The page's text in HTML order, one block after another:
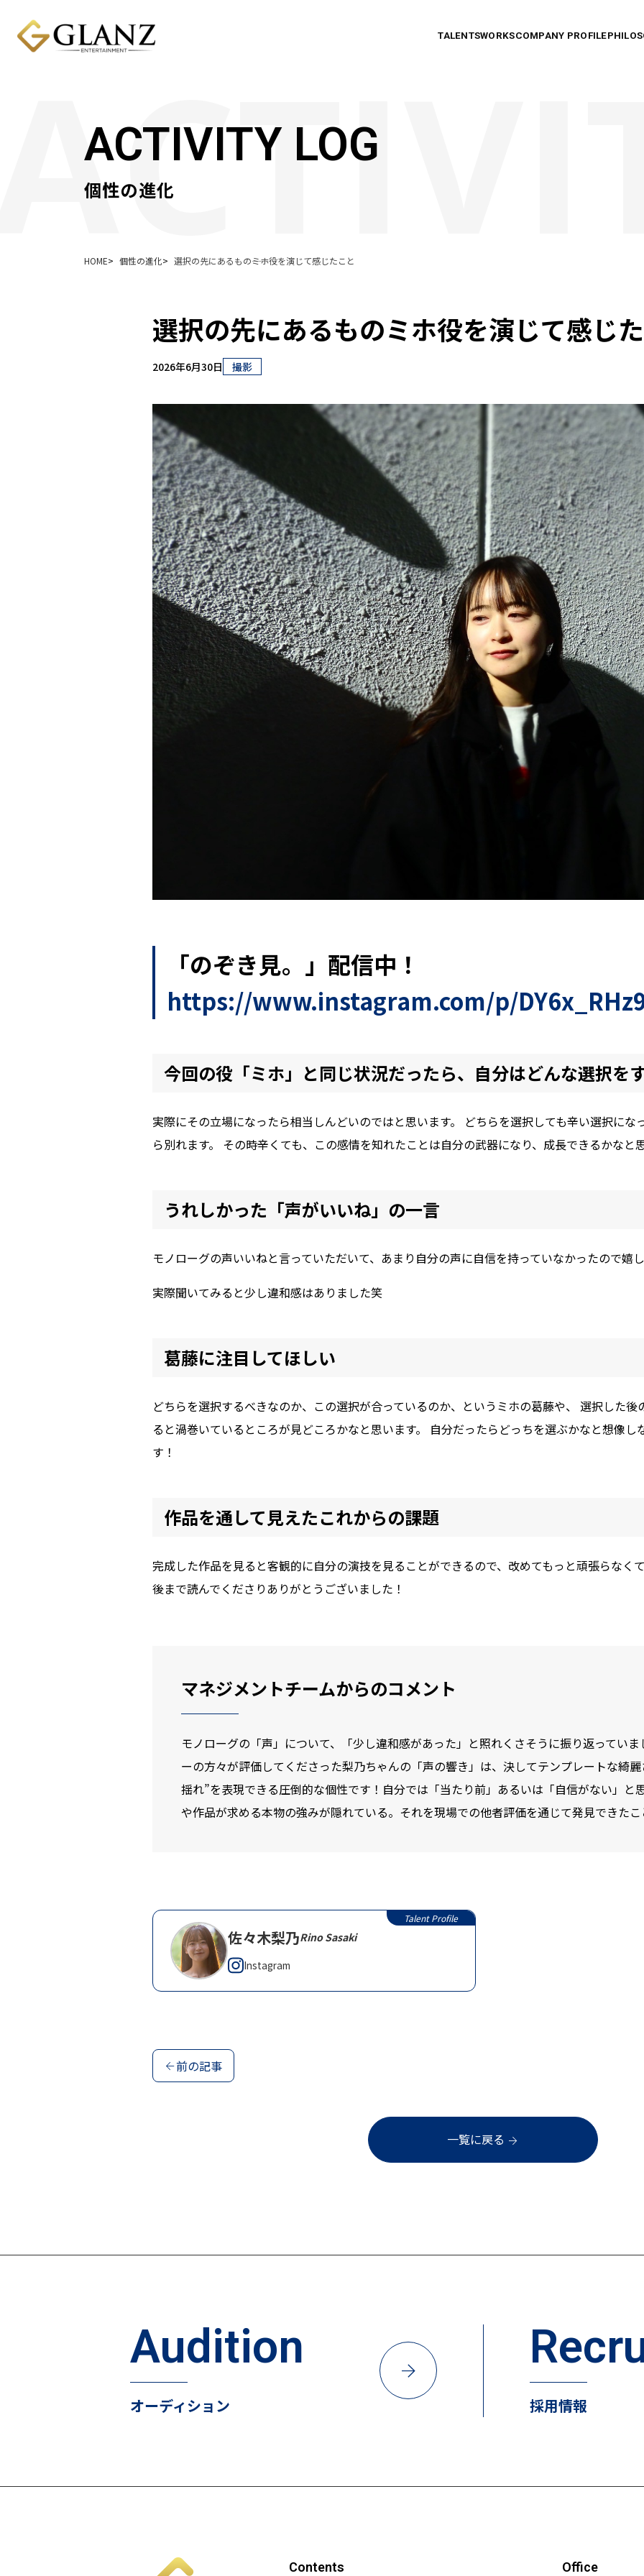
TALENTSWORKSCOMPANY PROFILE
ACTIVITY LOG
個性の進化
HOME 個性の進化 選択の先にあるもの――ミホ役を演じて感じたこと
選択の先にあるもの――ミホ役を演じて感じ
2026年6月30日 撮影
「のぞき見。」配信中！
https://www.instagram.com/p/
今回の役「ミホ」と同じ状況だったら、自分はどんな選択を
実際にその立場になったら相当しんどいのではと思います。 どちらを選択しても辛い選択にな
ら別れます。 その時辛くても、この感情を知れたことは自分の武器になり、成長できるかなと
うれしかった「声がいいね」の一言
モノローグの声いいねと言っていただいて、あまり自分の声に自信を持っていなかったので嬉
実際聞いてみると少し違和感はありました笑
葛藤に注目してほしい
どちらを選択するべきなのか、この選択が合っているのか、というミホの葛藤や、 選択した
ると渦巻いているところが見どころかなと思います。 自分だったらどっちを選ぶかなと想像し
す！
作品を通して見えたこれからの課題
完成した作品を見ると客観的に自分の演技を見ることができるので、改めてもっと頑張らなく
後まで読んでくださりありがとうございました！
マネジメントチームからのコメント
モノローグの「声」について、「少し違和感があった」と照れくさそうに振り返ってい
ーの方々が評価してくださった梨乃ちゃんの「声の響き」は、決してテンプレートな綺
揺れ”を表現できる圧倒的な個性です！自分では「当たり前」あるいは「自信がない」と
や作品が求める本物の強みが隠れている。それを現場での他者評価を通じて発見できた
佐々木梨乃Rino Sasaki
Instagram
前の記事
一覧に戻る
Audition
オーディション
arrow_forward
採用情報
Contents Office